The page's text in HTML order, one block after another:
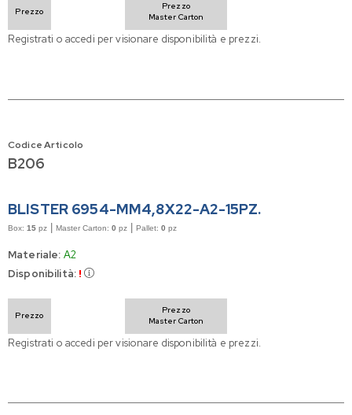
Prezzo
Prezzo
Master Carton
Registrati o accedi per visionare disponibilità e prezzi.
Codice Articolo
B206
BLISTER 6954-MM4,8X22-A2-15PZ.
Box: 15 pz | Master Carton: 0 pz | Pallet: 0 pz
Materiale: A2
Disponibilità: !
Prezzo
Prezzo
Master Carton
Registrati o accedi per visionare disponibilità e prezzi.